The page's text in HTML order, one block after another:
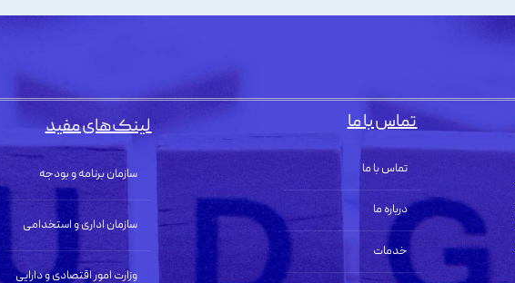
لینک‌های مفید
سازمان برنامه و بودجه
سازمان اداری و استخدامی
وزارت امور اقتصادی و دارایی
تماس با ما
درباره ما
خدمات
تماس با ما